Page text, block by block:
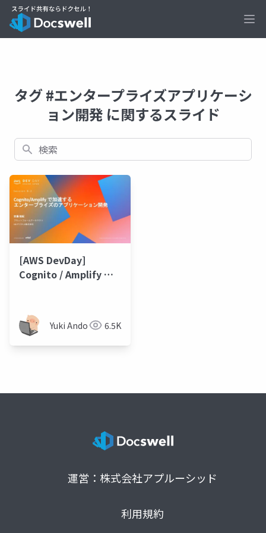
タグ #エンタープライズアプリケーシ
ョン開発 に関するスライド
検索
[AWS DevDay]
Cognito / Amplify で
ン開発
Yuki Ando 6.5K
運営：株式会社アプルーシッド
利用規約